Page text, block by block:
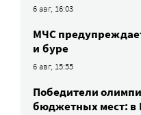
6 авг, 16:03
МЧС
и буре
6 авг, 15:55
Победители
бюджетных мест: